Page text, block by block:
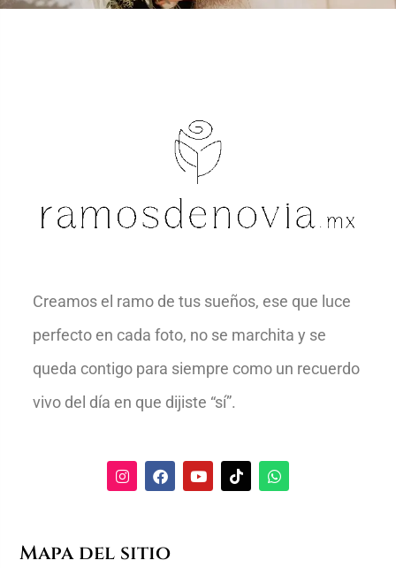
Creamos el ramo de tus sueños, ese que luce
perfecto en cada foto, no se marchita y se
queda contigo para siempre como un recuerdo
vivo del día en que dijiste “sí”.
Mapa del sitio